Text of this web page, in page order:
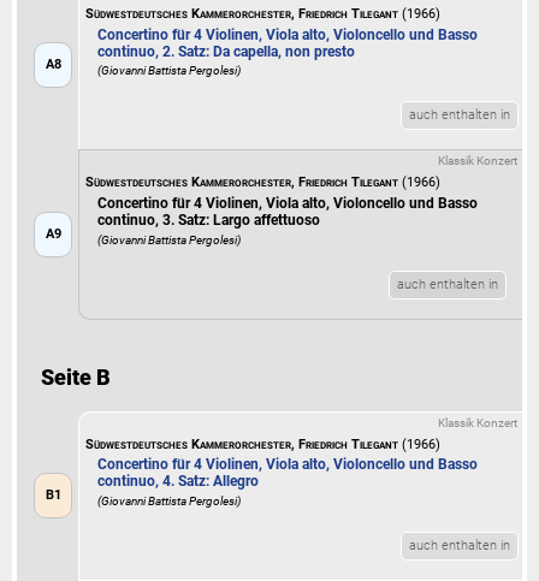
A8
Südwestdeutsches Kammerorchester, Friedrich Tilegant (1966)
Concertino für 4 Violinen, Viola alto, Violoncello und Basso
continuo, 2. Satz: Da capella, non presto
(Giovanni Battista Pergolesi)
auch enthalten in
A9
Klassik Konzert
Südwestdeutsches Kammerorchester, Friedrich Tilegant (1966)
Concertino für 4 Violinen, Viola alto, Violoncello und Basso
continuo, 3. Satz: Largo affettuoso
(Giovanni Battista Pergolesi)
auch enthalten in
Seite B
B1
Klassik Konzert
Südwestdeutsches Kammerorchester, Friedrich Tilegant (1966)
Concertino für 4 Violinen, Viola alto, Violoncello und Basso
continuo, 4. Satz: Allegro
(Giovanni Battista Pergolesi)
auch enthalten in